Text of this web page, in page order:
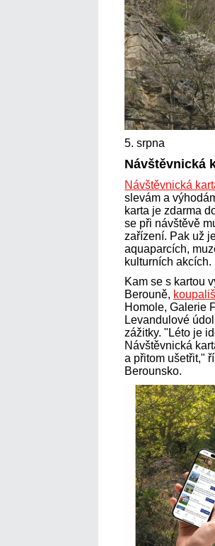
5. srpna
Návštěvnická
Návštěvnická
slevám a
karta je zdarma
se při návštěvě
zařízení. Pak už
aquaparcích,
kulturních akcích.
Kam se s kartou
Berouně,
Homole, Galerie
Levandulové
zážitky. "Léto je
Návštěvnická
a přitom ušetřit,"
Berounsko.